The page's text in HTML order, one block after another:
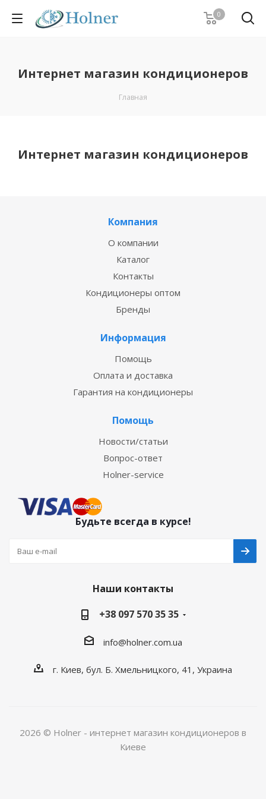
0
Интернет магазин кондиционеров
Главная
Интернет магазин кондиционеров
Компания
О компании
Каталог
Контакты
Кондиционеры оптом
Бренды
Информация
Помощь
Оплата и доставка
Гарантия на кондиционеры
Помощь
Новости/статьи
Вопрос-ответ
Holner-service
Будьте всегда в курсе!
Наши контакты
+38 097 570 35 35
info@holner.com.ua
г. Киев, бул. Б. Хмельницкого, 41, Украина
2026 © Holner - интернет магазин кондиционеров в
Киеве